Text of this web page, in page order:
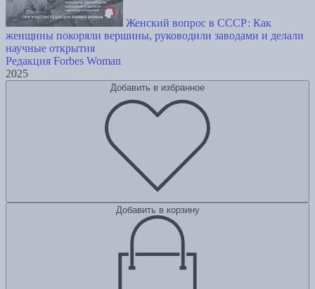
Женский вопрос в СССР: Как
женщины покоряли вершины, руководили заводами и делали
научные открытия
Редакция Forbes Woman
2025
Добавить в избранное
Добавить в корзину